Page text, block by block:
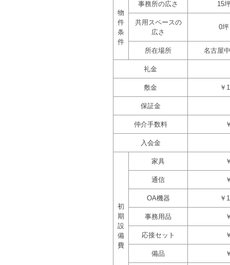
物
件
条
件
事務所の広さ 15
共用スペースの
広さ
0坪
所在場所 名古屋
礼金
敷金 ￥
保証金
仲介手数料
入会金
初
期
設
備
費
家具
通信
OA機器 ￥
事務用品
応接セット
備品